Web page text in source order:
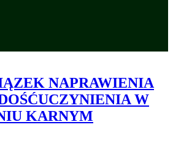
NAPRAWIENIA
W
KARNYM